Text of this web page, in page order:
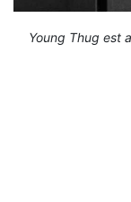
Young Thug est